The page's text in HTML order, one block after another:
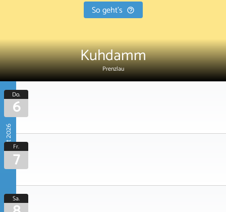
So geht's
Kuhdamm
Prenzlau
August 2026
Do.
6
Fr.
7
Sa.